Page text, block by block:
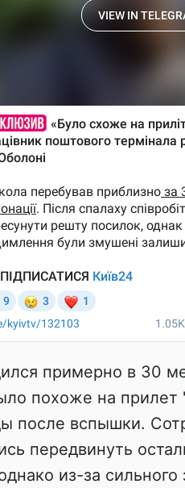
примерно в 30
похоже на
после вспышки.
передвинуть
из-за